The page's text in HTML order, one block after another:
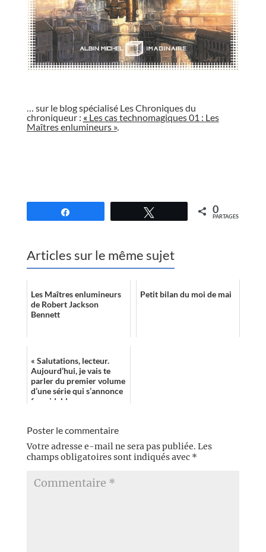
… sur le blog spécialisé Les Chroniques du
chroniqueur : « Les cas technomagiques 01 : Les
Maîtres enlumineurs ».
0
PARTAGES
Articles sur le même sujet
Les Maîtres enlumineurs
de Robert Jackson
Bennett
Petit bilan du moi de mai
« Salutations, lecteur.
Aujourd’hui, je vais te
parler du premier volume
d’une série qui s’annonce
formidable. »
Poster le commentaire
Votre adresse e-mail ne sera pas publiée. Les
champs obligatoires sont indiqués avec *